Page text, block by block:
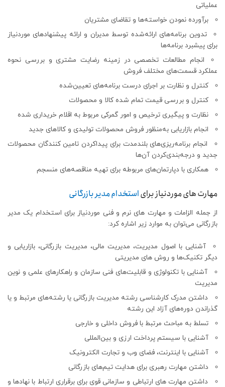
عملیاتی
برآورده نمودن خواسته‌ها و تقاضای مشتریان
تدوین برنامه‌های ارائه‌شده توسط مدیران و ارائه پیشنهادهای موردنیاز
برای پیشبرد برنامه‌ها
انجام مطالعات تخصصی در زمینه رضایت مشتری و بررسی نحوه
عملکرد قسمت‌های مختلف فروش
کنترل و نظارت بر اجرای درست برنامه‌های تعیین‌شده
کنترل و بررسی قیمت تمام شده کالا و محصولات
نظارت و پیگیری ترخیص و امور گمرکی مربوط به اقلام خریداری شده
انجام بازاریابی به‌منظور فروش محصولات تولیدی و کالاهای جدید
انجام برنامه‌ریزی‌های بلندمدت برای پیداکردن تامین کنندگان محصولات
جدید و درجه‌بندی‌کردن آن‌ها
همکاری با دپارتمان‌های مربوطه برای تهیه مناقصه‌های منسجم
مهارت های موردنیاز برایاستخدام مدیر بازرگانی
از جمله الزامات و مهارت های نرم و فنی موردنیاز برای استخدام یک مدیر
بازرگانی می‌توان به موارد زیر اشاره کرد:
آشنایی با اصول مدیریت، مدیریت مالی، مدیریت بازرگانی، بازاریابی و
دیگر تکنیک‌ها و روش های مدیریتی
آشنایی با تکنولوژی و قابلیت‌های فنی سازمان و راهکارهای علمی و نوین
مدیریت
داشتن مدرک کارشناسی رشته مدیریت بازرگانی یا رشته‌های مرتبط و یا
گذراندن دوره‌های آزاد این رشته
تسلط به مباحث مرتبط با فروش داخلی و خارجی
آشنایی با سیستم پرداخت ارزی و بین‌المللی
آشنایی با اینترنت، فضای وب و تجارت الکترونیک
داشتن مهارت رهبری برای هدایت تیم‌های بازرگانی
داشتن مهارت های ارتباطی و سازمانی قوی برای برقراری ارتباط با نهادها و